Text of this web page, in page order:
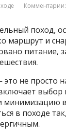
поход,
маршрут и
питание,
не просто
минимизацию
в походе